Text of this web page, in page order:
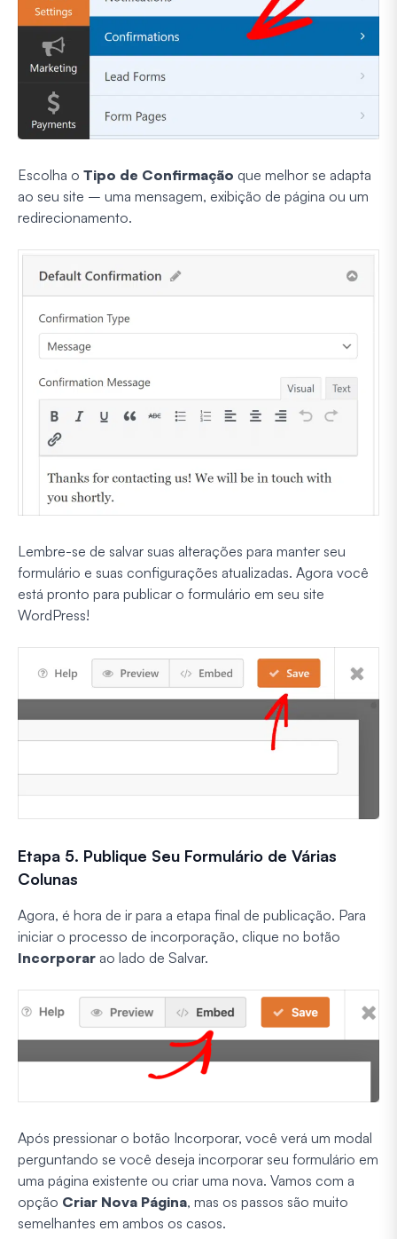
Escolha o Tipo de Confirmação que melhor se adapta
ao seu site – uma mensagem, exibição de página ou um
redirecionamento.
Lembre-se de salvar suas alterações para manter seu
formulário e suas configurações atualizadas. Agora você
está pronto para publicar o formulário em seu site
WordPress!
Etapa 5. Publique Seu Formulário de Várias
Colunas
Agora, é hora de ir para a etapa final de publicação. Para
iniciar o processo de incorporação, clique no botão
Incorporar ao lado de Salvar.
Após pressionar o botão Incorporar, você verá um modal
perguntando se você deseja incorporar seu formulário em
uma página existente ou criar uma nova. Vamos com a
opção Criar Nova Página, mas os passos são muito
semelhantes em ambos os casos.